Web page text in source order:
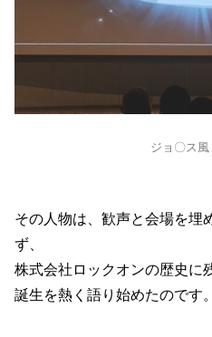
ジョ〇ス風
その人物は、歓声と会場を埋
ず、
株式会社ロックオンの歴史に
誕生を熱く語り始めたのです。